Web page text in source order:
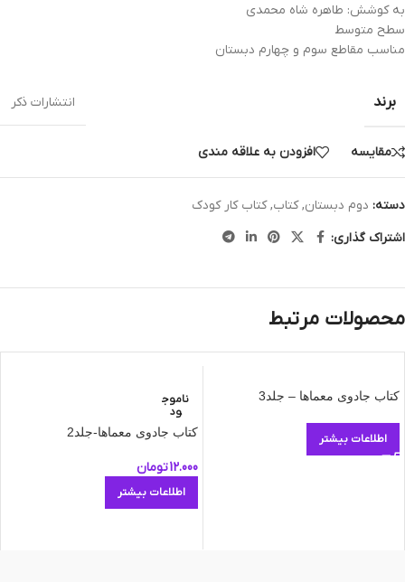
به کوشش: طاهره شاه محمدی
سطح متوسط
مناسب مقاطع سوم و چهارم دبستان
برند انتشارات ذکر
مقایسه افزودن به علاقه مندی
دسته: دوم دبستان, کتاب, کتاب کار کودک
اشتراک گذاری:
محصولات مرتبط
کتاب جادوی معماها – جلد3
اطلاعات بیشتر
ناموج
ود
کتاب جادوی معماها-جلد2
12.000تومان
اطلاعات بیشتر